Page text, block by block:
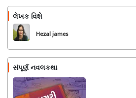
લેખક વિશે
Hezal james
સંપૂર્ણ નવલકથા